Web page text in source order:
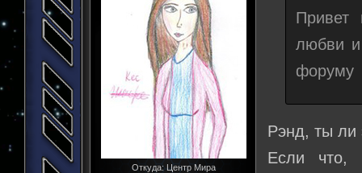
Откуда: Центр Мира
Привет
любви и
форуму
Рэнд, ты ли
Если что,